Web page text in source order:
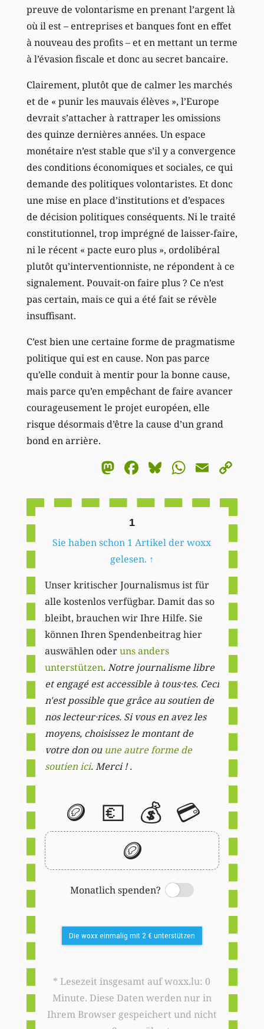
preuve de volontarisme en prenant l’argent là
où il est – entreprises et banques font en effet
à nouveau des profits – et en mettant un terme
à l’évasion fiscale et donc au secret bancaire.
Clairement, plutôt que de calmer les marchés
et de « punir les mauvais élèves », l’Europe
devrait s’attacher à rattraper les omissions
des quinze dernières années. Un espace
monétaire n’est stable que s’il y a convergence
des conditions économiques et sociales, ce qui
demande des politiques volontaristes. Et donc
une mise en place d’institutions et d’espaces
de décision politiques conséquents. Ni le traité
constitutionnel, trop imprégné de laisser-faire,
ni le récent « pacte euro plus », ordolibéral
plutôt qu’interventionniste, ne répondent à ce
signalement. Pouvait-on faire plus ? Ce n’est
pas certain, mais ce qui a été fait se révèle
insuffisant.
C’est bien une certaine forme de pragmatisme
politique qui est en cause. Non pas parce
qu’elle conduit à mentir pour la bonne cause,
mais parce qu’en empêchant de faire avancer
courageusement le projet européen, elle
risque désormais d’être la cause d’un grand
bond en arrière.
Mastodon
Facebook
BlueskyEmail
1
Sie haben schon 1 Artikel der woxx
gelesen. ↑
Unser kritischer Journalismus ist für
alle kostenlos verfügbar. Damit das so
bleibt, brauchen wir Ihre Hilfe. Sie
können Ihren Spendenbeitrag hier
auswählen oderuns anders
unterstützen. Notre journalisme libre
et engagé est accessible à tous·tes. Ceci
n'est possible que grâce au soutien de
nos lecteur·rices. Si vous en avez les
moyens, choisissez le montant de
votre don ou une autre forme de
soutien ici. Merci ! .
🪙 💶 💰 💳
🪙
Monatlich spenden?
Switch
Die woxx einmalig mit 2 € unterstützen
* Lesezeit insgesamt auf woxx.lu: 0
Minute. Diese Daten werden nur in
Ihrem Browser gespeichert und nicht